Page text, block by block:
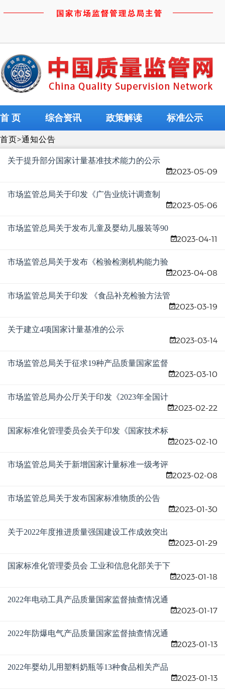
首 页 综合资讯 政策解读 标准公示
首页>通知公告
关于提升部分国家计量基准技术能力的公示
2023-05-09
市场监管总局关于印发《广告业统计调查制
2023-05-06
市场监管总局关于发布儿童及婴幼儿服装等90
2023-04-11
市场监管总局关于发布《检验检测机构能力验
2023-04-08
市场监管总局关于印发 《食品补充检验方法管
2023-03-19
关于建立4项国家计量基准的公示
2023-03-14
市场监管总局关于征求19种产品质量国家监督
2023-03-10
市场监管总局办公厅关于印发《2023年全国计
2023-02-22
国家标准化管理委员会关于印发《国家技术标
准创新基地申报指南 （2023—2025年）》的通 2023-02-10
市场监管总局关于新增国家计量标准一级考评
2023-02-08
市场监管总局关于发布国家标准物质的公告
2023-01-30
关于2022年度推进质量强国建设工作成效突出
2023-01-29
国家标准化管理委员会 工业和信息化部关于下
2023-01-18
2022年电动工具产品质量国家监督抽查情况通
2023-01-17
2022年防爆电气产品质量国家监督抽查情况通
2023-01-13
2022年婴幼儿用塑料奶瓶等13种食品相关产品
2023-01-13